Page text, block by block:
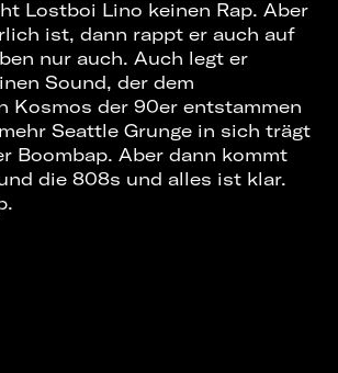
Lostboi Lino keinen Rap. Aber
ist, dann rappt er auch auf
nur auch. Auch legt er
Sound, der dem
Kosmos der 90er entstammen
Seattle Grunge in sich trägt
Boombap. Aber dann kommt
die 808s und alles ist klar.